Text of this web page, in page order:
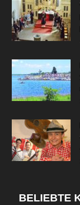
BELIEBTE